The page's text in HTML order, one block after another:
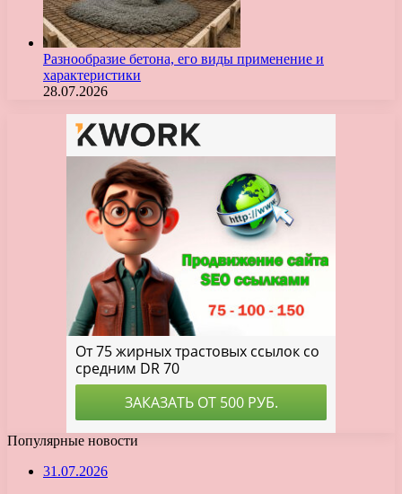
Разнообразие бетона, его виды применение и
характеристики
28.07.2026
Популярные новости
31.07.2026